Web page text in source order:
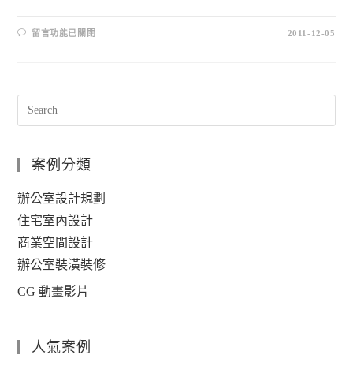
留言功能已關閉 2011-12-05
案例分類
辦公室設計規劃
住宅室內設計
商業空間設計
辦公室裝潢裝修
CG 動畫影片
人氣案例